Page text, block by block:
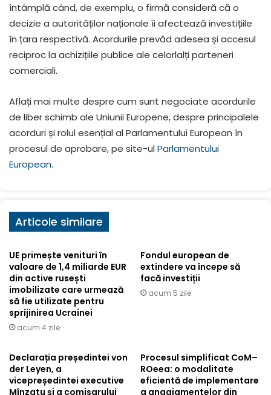
întâmplă când, de exemplu, o firmă consideră că o
decizie a autorităților naționale îi afectează investițiile
în țara respectivă. Acordurile prevăd adesea și accesul
reciproc la achizițiile publice ale celorlalți parteneri
comerciali.
Aflați mai multe despre cum sunt negociate acordurile
de liber schimb ale Uniunii Europene, despre principalele
acorduri și rolul esențial al Parlamentului European în
procesul de aprobare, pe site-ulParlamentului
European.
Articole similare
UE primește venituri în
valoare de 1,4 miliarde EUR
din active rusești
imobilizate care urmează
să fie utilizate pentru
sprijinirea Ucrainei
acum 4 zile
Fondul european de
extindere va începe să
facă investiții
acum 5 zile
Declarația președintei von
der Leyen, a
vicepreședintei executive
Mînzatu și a comisarului
Procesul simplificat CoM–
ROeea: o modalitate
eficientă de implementare
a angajamentelor din